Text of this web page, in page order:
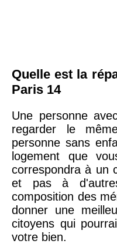
Quelle est la
Paris 14
Une personne
regarder le
personne sans
logement que
correspondra à un
et pas à
composition des
donner une
citoyens qui
votre bien.